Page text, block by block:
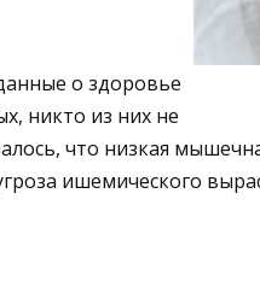
о здоровье
никто из них не
что низкая
ишемического